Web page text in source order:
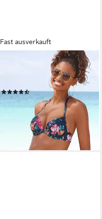
Fast ausverkauft
Bikini-Hose Modern mit
(78)
29,99 €
lieferbar - in 1-2 Werktagen bei dir